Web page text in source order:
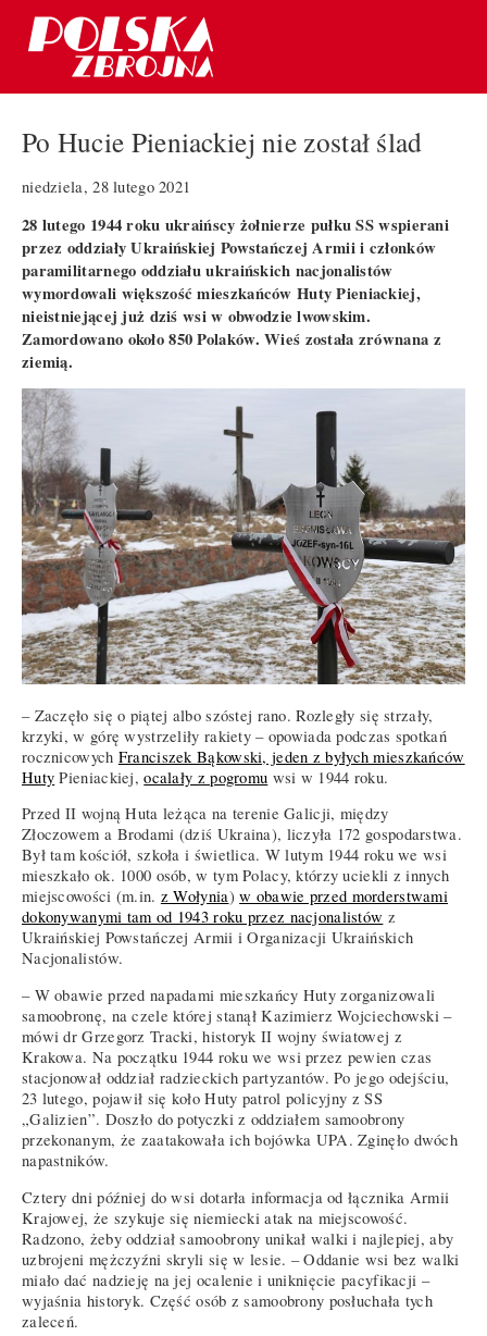
Po Hucie Pieniackiej nie został ślad
niedziela, 28 lutego 2021
28 lutego 1944 roku ukraińscy żołnierze pułku SS wspierani
przez oddziały Ukraińskiej Powstańczej Armii i członków
paramilitarnego oddziału ukraińskich nacjonalistów
wymordowali większość mieszkańców Huty Pieniackiej,
nieistniejącej już dziś wsi w obwodzie lwowskim.
Zamordowano około 850 Polaków. Wieś została zrównana z
ziemią.
– Zaczęło się o piątej albo szóstej rano. Rozległy się strzały,
krzyki, w górę wystrzeliły rakiety – opowiada podczas spotkań
rocznicowych Franciszek Bąkowski, jeden z byłych mieszkańców
Huty Pieniackiej,ocalały z pogromu wsi w 1944 roku.
Przed II wojną Huta leżąca na terenie Galicji, między
Złoczowem a Brodami (dziś Ukraina), liczyła 172 gospodarstwa.
Był tam kościół, szkoła i świetlica. W lutym 1944 roku we wsi
mieszkało ok. 1000 osób, w tym Polacy, którzy uciekli z innych
miejscowości (m.in. z Wołynia)w obawie przed morderstwami
dokonywanymi tam od 1943 roku przez nacjonalistów z
Ukraińskiej Powstańczej Armii i Organizacji Ukraińskich
Nacjonalistów.
– W obawie przed napadami mieszkańcy Huty zorganizowali
samoobronę, na czele której stanął Kazimierz Wojciechowski –
mówi dr Grzegorz Tracki, historyk II wojny światowej z
Krakowa. Na początku 1944 roku we wsi przez pewien czas
stacjonował oddział radzieckich partyzantów. Po jego odejściu,
23 lutego, pojawił się koło Huty patrol policyjny z SS
„Galizien”. Doszło do potyczki z oddziałem samoobrony
przekonanym, że zaatakowała ich bojówka UPA. Zginęło dwóch
napastników.
Cztery dni później do wsi dotarła informacja od łącznika Armii
Krajowej, że szykuje się niemiecki atak na miejscowość.
Radzono, żeby oddział samoobrony unikał walki i najlepiej, aby
uzbrojeni mężczyźni skryli się w lesie. – Oddanie wsi bez walki
miało dać nadzieję na jej ocalenie i uniknięcie pacyfikacji –
wyjaśnia historyk. Część osób z samoobrony posłuchała tych
zaleceń.